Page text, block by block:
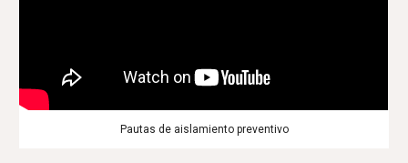
Pautas de aislamiento preventivo